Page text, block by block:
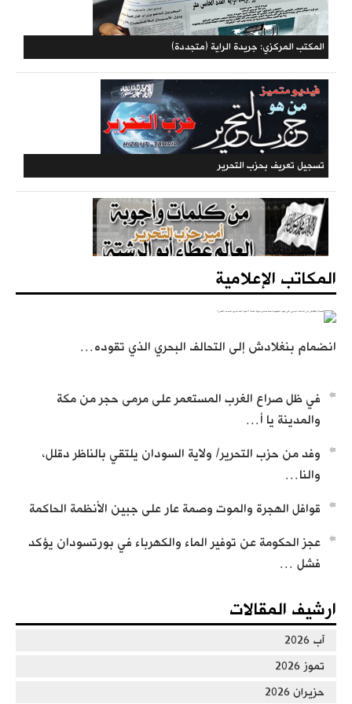
من كلمات وأجوبة العالم عطاء أبو الرشتة
المكتبة الحزبية
المكاتب الإعلامية
انضمام بنغلادش إلى التحالف البحري الذي تقوده…
في ظل صراع الغرب المستعمر على مرمى حجر من مكة
والمدينة يا أ…
وفد من حزب التحرير/ ولاية السودان يلتقي بالناظر دقلل،
والنا…
قوافل الهجرة والموت وصمة عار على جبين الأنظمة الحاكمة
عجز الحكومة عن توفير الماء والكهرباء في بورتسودان يؤكد
فشل …
ارشيف المقالات
آب 2026
تموز 2026
حزيران 2026